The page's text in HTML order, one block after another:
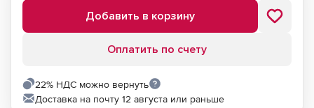
Добавить в корзину
Оплатить по счету
22% НДС можно вернуть
Доставка на почту 12 августа или раньше